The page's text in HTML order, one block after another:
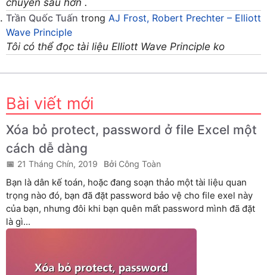
chuyển sâu hơn .
Trần Quốc Tuấn trong AJ Frost, Robert Prechter – Elliott
Wave Principle
Tôi có thể đọc tài liệu Elliott Wave Principle ko
Bài viết mới
Xóa bỏ protect, password ở file Excel một
cách dễ dàng
21 Tháng Chín, 2019 Công Toàn
Bạn là dân kế toán, hoặc đang soạn thảo một tài liệu quan
trọng nào đó, bạn đã đặt password bảo vệ cho file exel này
của bạn, nhưng đôi khi bạn quên mất password mình đã đặt
là gì...